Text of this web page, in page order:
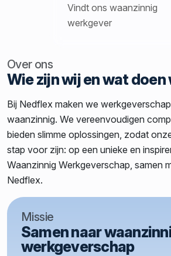
Vindt ons waanzinnig
werkgever
Over ons
Wie zijn wij en wat doen
Bij Nedflex maken we
waanzinnig. We vereenvoudigen
bieden slimme oplossingen, zodat
stap voor zijn: op een unieke en
Waanzinnig Werkgeverschap, samen
Nedflex.
Missie
Samen naar
werkgeverschap